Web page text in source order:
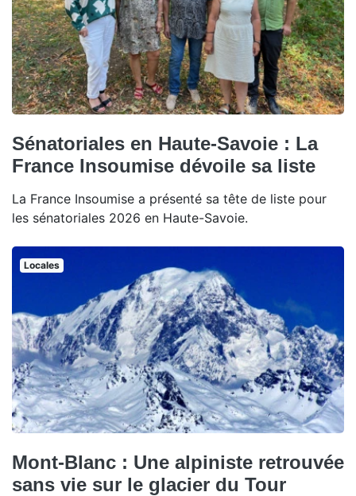
Sénatoriales en Haute-Savoie : La
France Insoumise dévoile sa liste
La France Insoumise a présenté sa tête de liste pour
les sénatoriales 2026 en Haute-Savoie.
Locales
Mont-Blanc : Une alpiniste retrouvée
sans vie sur le glacier du Tour